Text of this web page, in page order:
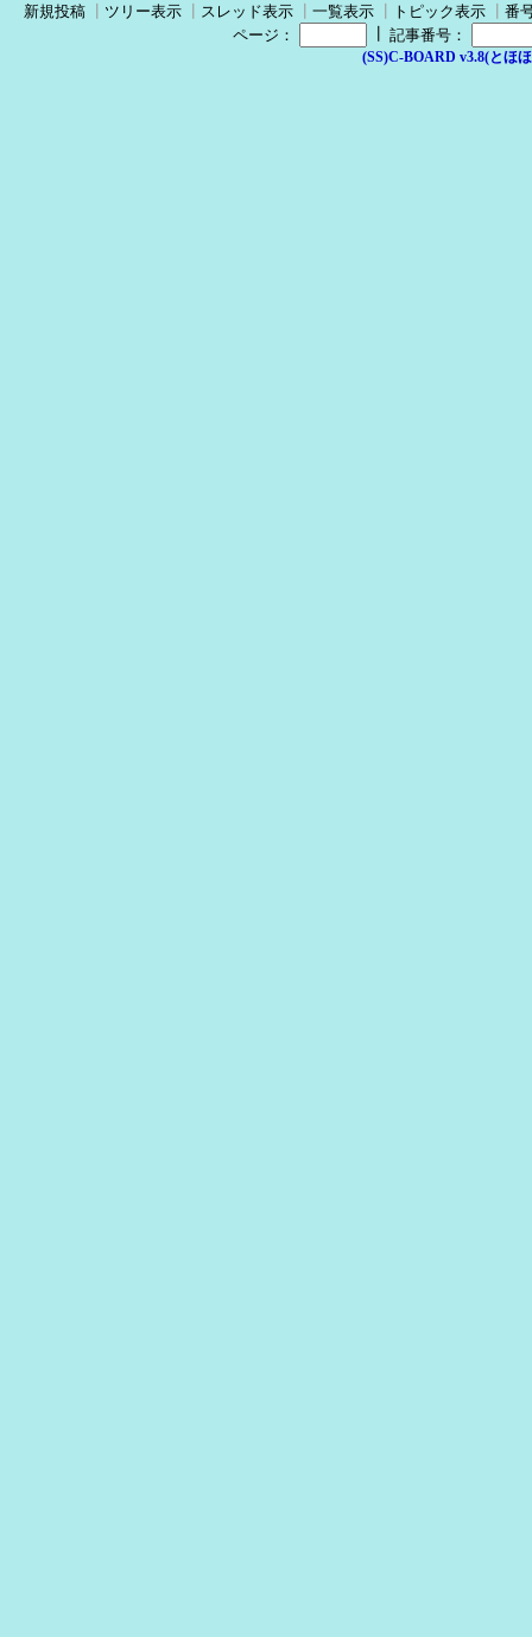
新規投稿
ツリー表示 スレッド表示 一覧表示 トピック表示
番
ページ：
記事番号：
(SS)C-BOARD v3.8(とほ